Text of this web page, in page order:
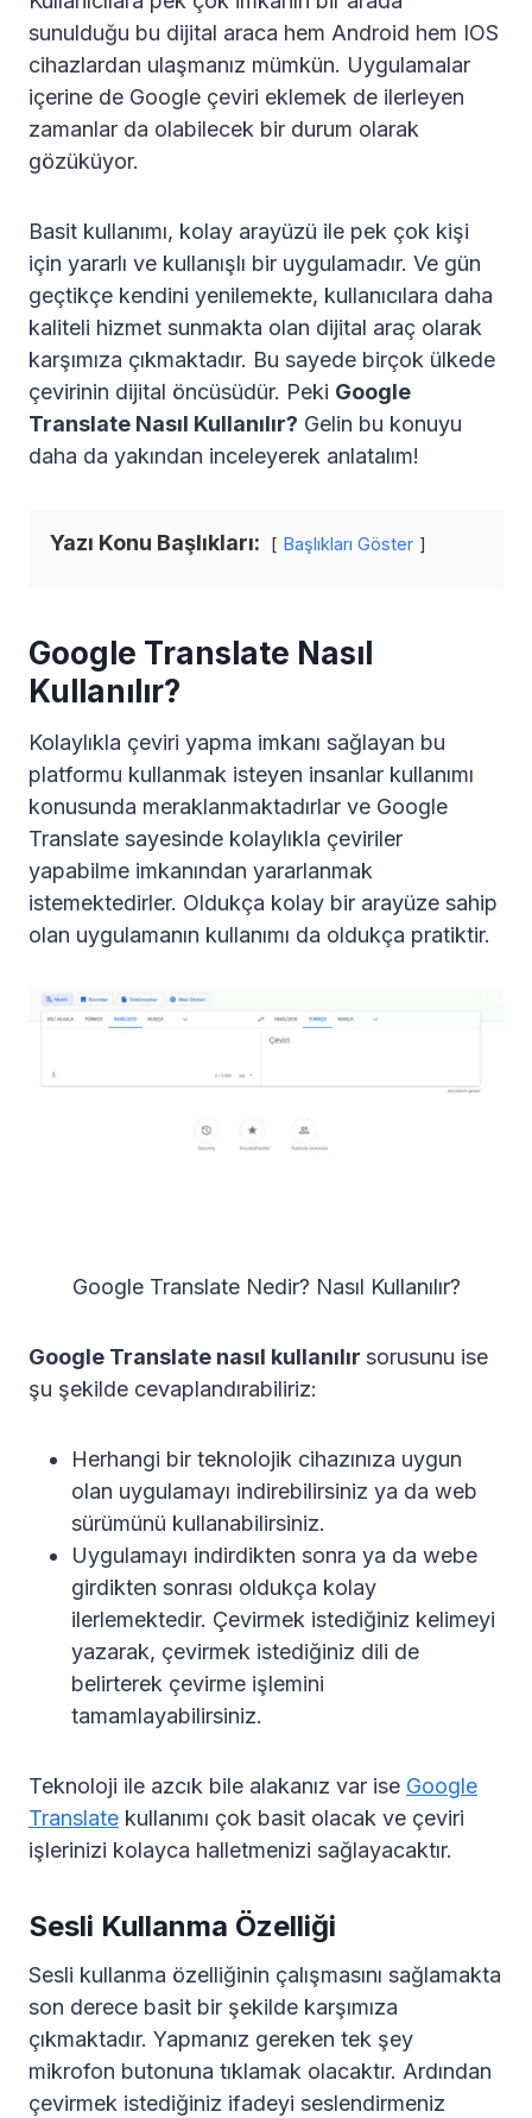
sunulduğu bu dijital araca hem Android hem IOS
cihazlardan ulaşmanız mümkün. Uygulamalar
içerine de Google çeviri eklemek de ilerleyen
zamanlar da olabilecek bir durum olarak
gözüküyor.
Basit kullanımı, kolay arayüzü ile pek çok kişi
için yararlı ve kullanışlı bir uygulamadır. Ve gün
geçtikçe kendini yenilemekte, kullanıcılara daha
kaliteli hizmet sunmakta olan dijital araç olarak
karşımıza çıkmaktadır. Bu sayede birçok ülkede
çevirinin dijital öncüsüdür. Peki Google
Translate Nasıl Kullanılır? Gelin bu konuyu
daha da yakından inceleyerek anlatalım!
Yazı Konu Başlıkları: Başlıkları Göster
Google Translate Nasıl
Kullanılır?
Kolaylıkla çeviri yapma imkanı sağlayan bu
platformu kullanmak isteyen insanlar kullanımı
konusunda meraklanmaktadırlar ve Google
Translate sayesinde kolaylıkla çeviriler
yapabilme imkanından yararlanmak
istemektedirler. Oldukça kolay bir arayüze sahip
olan uygulamanın kullanımı da oldukça pratiktir.
Google Translate Nedir? Nasıl Kullanılır?
Google Translate nasıl kullanılır sorusunu ise
şu şekilde cevaplandırabiliriz:
Herhangi bir teknolojik cihazınıza uygun
olan uygulamayı indirebilirsiniz ya da web
sürümünü kullanabilirsiniz.
Uygulamayı indirdikten sonra ya da webe
girdikten sonrası oldukça kolay
ilerlemektedir. Çevirmek istediğiniz kelimeyi
yazarak, çevirmek istediğiniz dili de
belirterek çevirme işlemini
tamamlayabilirsiniz.
Teknoloji ile azcık bile alakanız var ise Google
Translate kullanımı çok basit olacak ve çeviri
işlerinizi kolayca halletmenizi sağlayacaktır.
Sesli Kullanma Özelliği
Sesli kullanma özelliğinin çalışmasını sağlamakta
son derece basit bir şekilde karşımıza
çıkmaktadır. Yapmanız gereken tek şey
mikrofon butonuna tıklamak olacaktır. Ardından
çevirmek istediğiniz ifadeyi seslendirmeniz